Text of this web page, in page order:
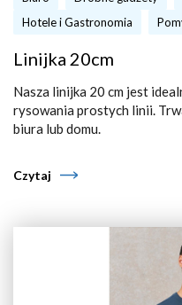
Hotele i Gastronomia
Linijka 20cm
Nasza linijka 20 cm jest
rysowania prostych linii.
biura lub domu.
Czytaj